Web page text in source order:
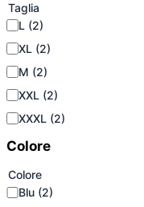
Taglia
L (2)
XL (2)
M (2)
XXL (2)
XXXL (2)
Colore
Colore
Blu (2)